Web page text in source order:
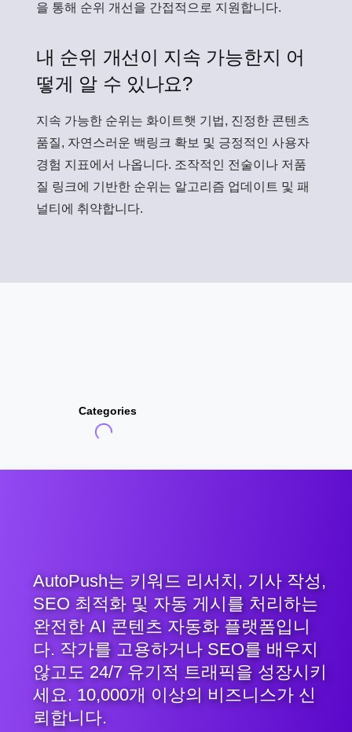
을 통해 순위 개선을 간접적으로 지원합니다.
내 순위 개선이 지속 가능한지 어
떻게 알 수 있나요?
지속 가능한 순위는 화이트햇 기법, 진정한 콘텐츠
품질, 자연스러운 백링크 확보 및 긍정적인 사용자
경험 지표에서 나옵니다. 조작적인 전술이나 저품
질 링크에 기반한 순위는 알고리즘 업데이트 및 패
널티에 취약합니다.
Categories
AutoPush는 키워드 리서치, 기사 작성,
SEO 최적화 및 자동 게시를 처리하는
완전한 AI 콘텐츠 자동화 플랫폼입니
다. 작가를 고용하거나 SEO를 배우지
않고도 24/7 유기적 트래픽을 성장시키
세요. 10,000개 이상의 비즈니스가 신
뢰합니다.